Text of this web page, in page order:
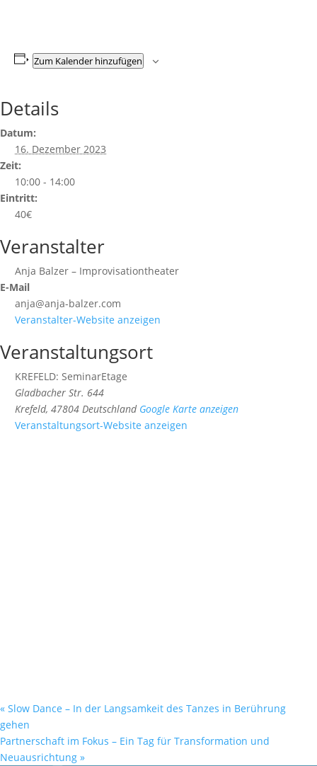
Zum Kalender hinzufügen
Details
Datum:
16. Dezember 2023
Zeit:
10:00 - 14:00
Eintritt:
40€
Veranstalter
Anja Balzer – Improvisationtheater
E-Mail
anja@anja-balzer.com
Veranstalter-Website anzeigen
Veranstaltungsort
KREFELD: SeminarEtage
Gladbacher Str. 644
Krefeld, 47804 Deutschland Google Karte anzeigen
Veranstaltungsort-Website anzeigen
« Slow Dance – In der Langsamkeit des Tanzes in Berührung
gehen
Partnerschaft im Fokus – Ein Tag für Transformation und
Neuausrichtung »